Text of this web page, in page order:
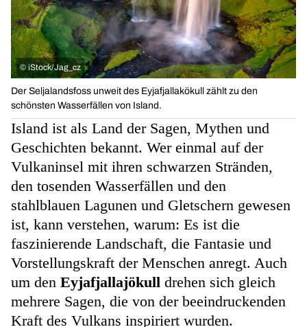
© iStock/Jag_cz
Der Seljalandsfoss unweit des Eyjafjallakökull zählt zu den
schönsten Wasserfällen von Island.
Island ist als Land der Sagen, Mythen und
Geschichten bekannt. Wer einmal auf der
Vulkaninsel mit ihren schwarzen Stränden,
den tosenden Wasserfällen und den
stahlblauen Lagunen und Gletschern gewesen
ist, kann verstehen, warum: Es ist die
faszinierende Landschaft, die Fantasie und
Vorstellungskraft der Menschen anregt. Auch
um den Eyjafjallajökull drehen sich gleich
mehrere Sagen, die von der beeindruckenden
Kraft des Vulkans inspiriert wurden.